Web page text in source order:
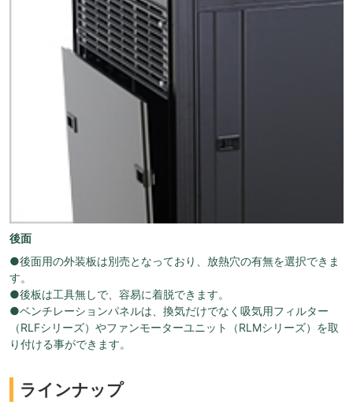
後面
●後面用の外装板は別売となっており、放熱穴の有無を選択できま
す。
●後板は工具無しで、容易に着脱できます。
●ベンチレーションパネルは、換気だけでなく吸気用フィルター
（RLFシリーズ）やファンモーターユニット（RLMシリーズ）を取
り付ける事ができます。
ラインナップ